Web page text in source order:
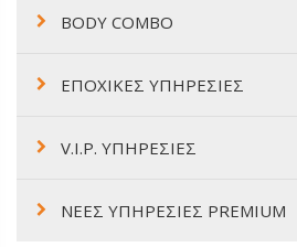
BODY COMBO
ΕΠΟΧΙΚΕΣ ΥΠΗΡΕΣΙΕΣ
V.I.P. ΥΠΗΡΕΣΙΕΣ
ΝΕΕΣ ΥΠΗΡΕΣΙΕΣ PREMIUM